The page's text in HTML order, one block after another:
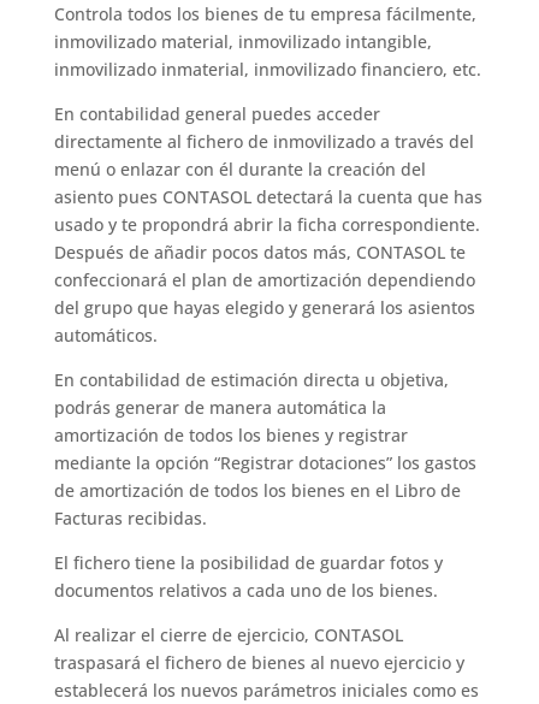
Controla todos los bienes de tu empresa fácilmente,
inmovilizado material, inmovilizado intangible,
inmovilizado inmaterial, inmovilizado financiero, etc.
En contabilidad general puedes acceder
directamente al fichero de inmovilizado a través del
menú o enlazar con él durante la creación del
asiento pues CONTASOL detectará la cuenta que has
usado y te propondrá abrir la ficha correspondiente.
Después de añadir pocos datos más, CONTASOL te
confeccionará el plan de amortización dependiendo
del grupo que hayas elegido y generará los asientos
automáticos.
En contabilidad de estimación directa u objetiva,
podrás generar de manera automática la
amortización de todos los bienes y registrar
mediante la opción “Registrar dotaciones” los gastos
de amortización de todos los bienes en el Libro de
Facturas recibidas.
El fichero tiene la posibilidad de guardar fotos y
documentos relativos a cada uno de los bienes.
Al realizar el cierre de ejercicio, CONTASOL
traspasará el fichero de bienes al nuevo ejercicio y
establecerá los nuevos parámetros iniciales como es